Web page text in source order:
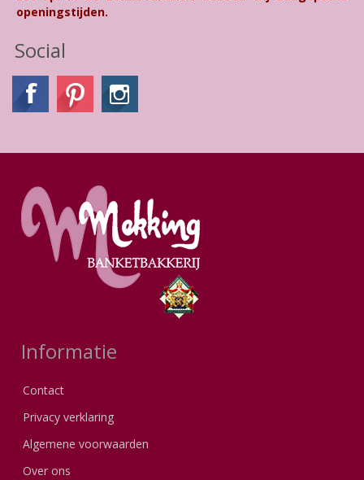
openingstijden.
Social
Informatie
Contact
Privacy verklaring
Algemene voorwaarden
Over ons